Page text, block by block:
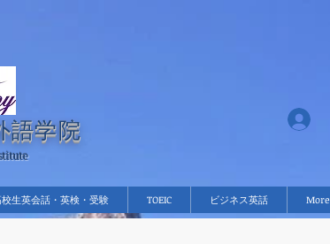
学院
生英会話・英検・受験 TOEIC ビジネス英話 More